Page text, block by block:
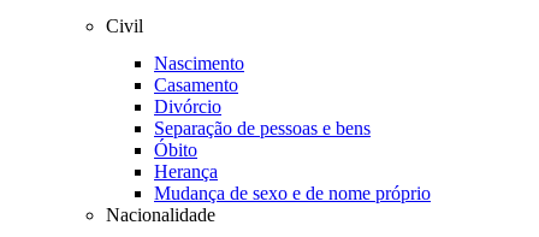
Civil
Nascimento
Casamento
Divórcio
Separação de pessoas e bens
Óbito
Herança
Mudança de sexo e de nome próprio
Nacionalidade